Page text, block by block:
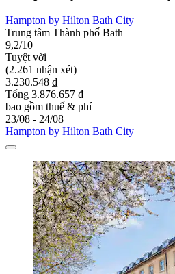
Hampton by Hilton Bath City
Trung tâm Thành phố Bath
9,2/10
Tuyệt vời
(2.261 nhận xét)
3.230.548 ₫
Tổng 3.876.657 ₫
bao gồm thuế & phí
23/08 - 24/08
Hampton by Hilton Bath City